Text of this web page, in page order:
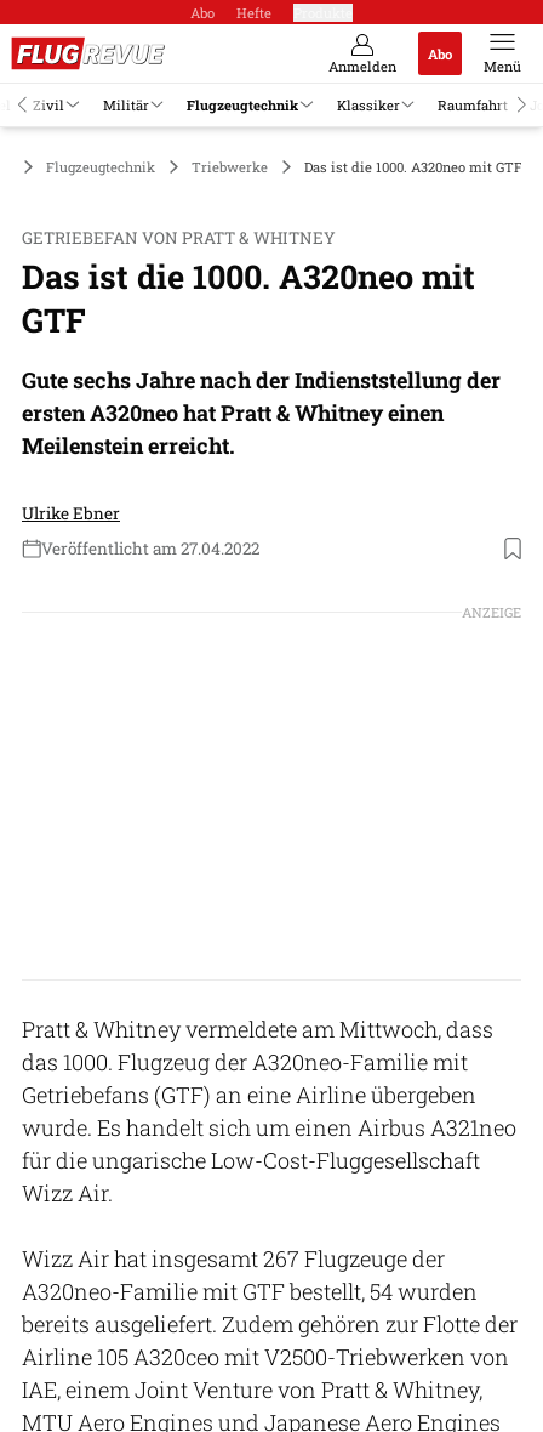
Abo Hefte
Anmelden
Abo
Menü
Zivil Militär Flugzeugtechnik Klassiker Raumfahrt
Flugzeugtechnik Triebwerke Das ist die 1000. A320neo mit GTF
GETRIEBEFAN VON PRATT & WHITNEY
Das ist die 1000. A320neo mit
GTF
Gute sechs Jahre nach der Indienststellung der
ersten A320neo hat Pratt & Whitney einen
Meilenstein erreicht.
Ulrike Ebner
Veröffentlicht am 27.04.2022
Foto: Pratt & Whitney
ANZEIGE
Pratt & Whitney vermeldete am Mittwoch, dass
das 1000. Flugzeug der A320neo-Familie mit
Getriebefans (GTF) an eine Airline übergeben
wurde. Es handelt sich um einen Airbus A321neo
für die ungarische Low-Cost-Fluggesellschaft
Wizz Air.
Wizz Air hat insgesamt 267 Flugzeuge der
A320neo-Familie mit GTF bestellt, 54 wurden
bereits ausgeliefert. Zudem gehören zur Flotte der
Airline 105 A320ceo mit V2500-Triebwerken von
IAE, einem Joint Venture von Pratt & Whitney,
MTU Aero Engines und Japanese Aero Engines